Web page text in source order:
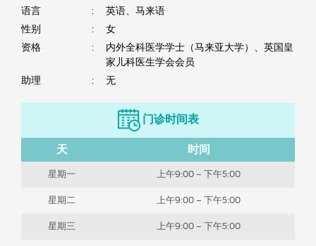
语言 :
英语、马来语
性别
:
女
资格
:
内外全科医学学士（马来亚大学）、英国皇
家儿科医生学会会员
助理
: 无
门诊时间表
天 时间
星期一 上午9:00 – 下午5:00
星期二 上午9:00 – 下午5:00
星期三 上午9:00 – 下午5:00